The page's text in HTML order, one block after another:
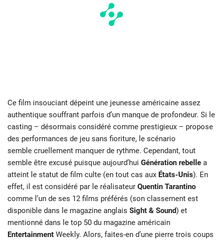
Ce film insouciant dépeint une jeunesse américaine assez
authentique souffrant parfois d’un manque de profondeur. Si le
casting – désormais considéré comme prestigieux – propose
des performances de jeu sans fioriture, le scénario
semble cruellement manquer de rythme. Cependant, tout
semble être excusé puisque aujourd’hui Génération rebelle a
atteint le statut de film culte (en tout cas aux États-Unis). En
effet, il est considéré par le réalisateur Quentin Tarantino
comme l’un de ses 12 films préférés (son classement est
disponible dans le magazine anglais Sight & Sound) et
mentionné dans le top 50 du magazine américain
Entertainment Weekly. Alors, faites-en d’une pierre trois coups